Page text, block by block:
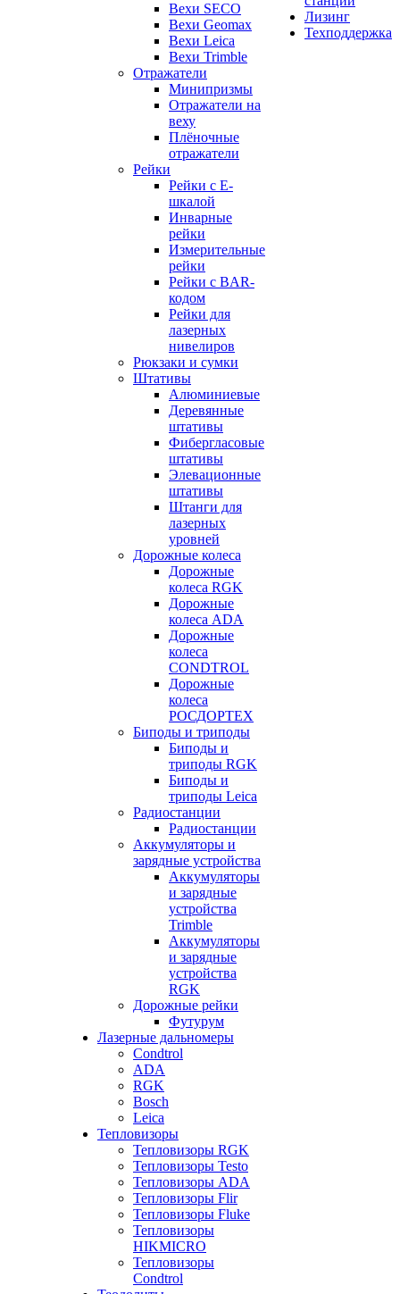
Вехи SECO
Вехи Geomax
Вехи Leica
Вехи Trimble
Отражатели
Минипризмы
Отражатели на
веху
Плёночные
отражатели
Рейки
Рейки с E-
шкалой
Инварные
рейки
Измерительные
рейки
Рейки с BAR-
кодом
Рейки для
лазерных
нивелиров
Рюкзаки и сумки
Штативы
Алюминиевые
Деревянные
штативы
Фибергласовые
штативы
Элевационные
штативы
Штанги для
лазерных
уровней
Дорожные колеса
Дорожные
колеса RGK
Дорожные
колеса ADA
Дорожные
колеса
CONDTROL
Дорожные
колеса
РОСДОРТЕХ
Биподы и триподы
Биподы и
триподы RGK
Биподы и
триподы Leica
Радиостанции
Радиостанции
Аккумуляторы и
зарядные устройства
Аккумуляторы
и зарядные
устройства
Trimble
Аккумуляторы
и зарядные
устройства
RGK
Дорожные рейки
Футурум
Лазерные дальномеры
Condtrol
ADA
RGK
Bosch
Leica
Тепловизоры
Тепловизоры RGK
Тепловизоры Testo
Тепловизоры ADA
Тепловизоры Flir
Тепловизоры Fluke
Тепловизоры
HIKMICRO
Тепловизоры
Condtrol
Лизинг
Техподдержка